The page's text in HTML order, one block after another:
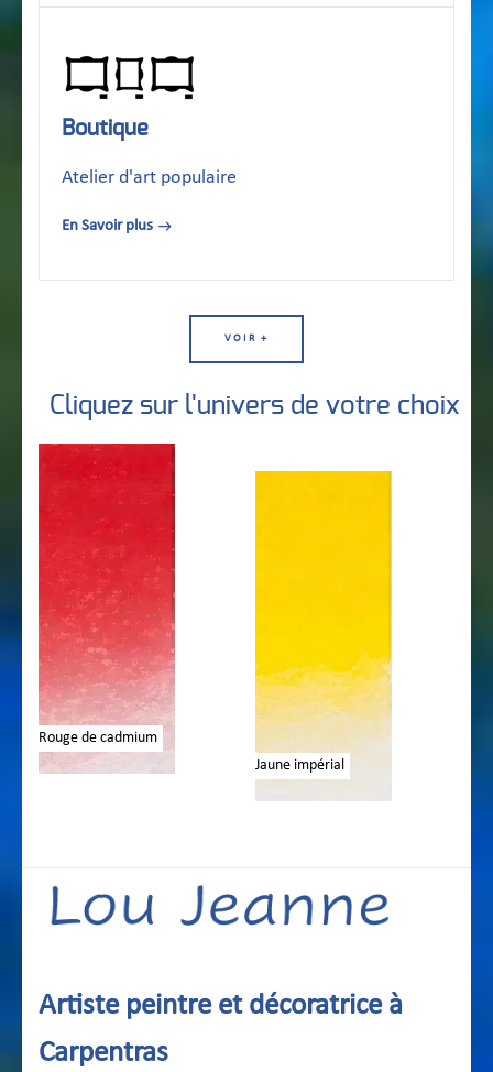
Boutique
Atelier d'art populaire
En Savoir plus
VOIR +
Cliquez sur l'univers de votre choix
Jaune impérial
Artiste peintre et décoratrice à
Carpentras